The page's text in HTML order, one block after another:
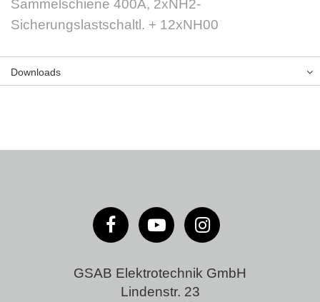
Sammelschiene 400A, 2xNH2-
Sicherungslastschaltl. + 12xNH00
Downloads
GSAB Elektrotechnik GmbH
Lindenstr. 23